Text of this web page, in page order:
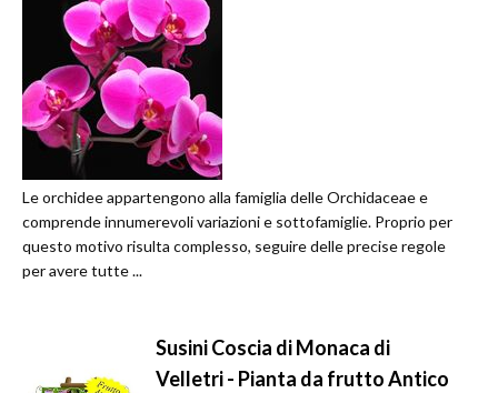
Le orchidee appartengono alla famiglia delle Orchidaceae e
comprende innumerevoli variazioni e sottofamiglie. Proprio per
questo motivo risulta complesso, seguire delle precise regole
per avere tutte ...
Susini Coscia di Monaca di
Velletri - Pianta da frutto Antico